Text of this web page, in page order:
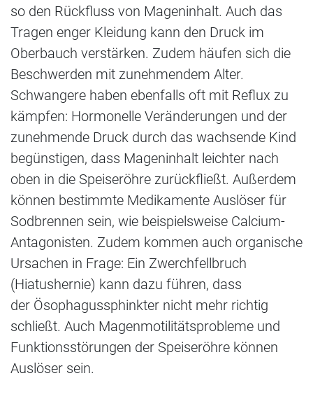
so den Rückfluss von Mageninhalt. Auch das
Tragen enger Kleidung kann den Druck im
Oberbauch verstärken. Zudem häufen sich die
Beschwerden mit zunehmendem Alter.
Schwangere haben ebenfalls oft mit Reflux zu
kämpfen: Hormonelle Veränderungen und der
zunehmende Druck durch das wachsende Kind
begünstigen, dass Mageninhalt leichter nach
oben in die Speiseröhre zurückfließt. Außerdem
können bestimmte Medikamente Auslöser für
Sodbrennen sein, wie beispielsweise Calcium-
Antagonisten. Zudem kommen auch organische
Ursachen in Frage: Ein Zwerchfellbruch
(Hiatushernie) kann dazu führen, dass
der Ösophagussphinkter nicht mehr richtig
schließt. Auch Magenmotilitätsprobleme und
Funktionsstörungen der Speiseröhre können
Auslöser sein.